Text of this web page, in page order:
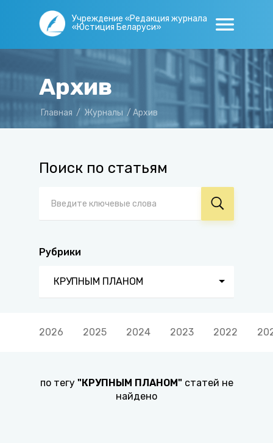
Учреждение «Редакция журнала
«Юстиция Беларуси»
Архив
Главная / Журналы / Архив
Поиск по статьям
Рубрики
КРУПНЫМ ПЛАНОМ
2026 2025 2024 2023 2022
по тегу "КРУПНЫМ ПЛАНОМ"статей не
найдено